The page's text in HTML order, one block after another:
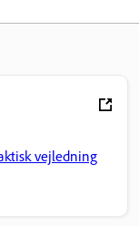
vejledning